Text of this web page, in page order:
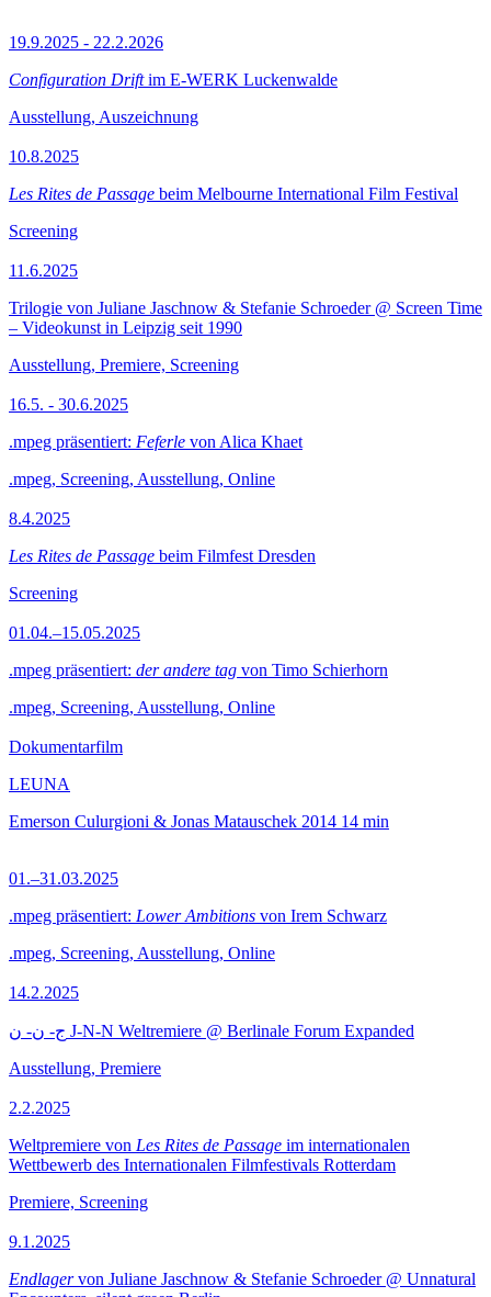
19.9.2025 - 22.2.2026
Configuration Driftim E-WERK Luckenwalde
Ausstellung, Auszeichnung
10.8.2025
Les Rites de Passage beim Melbourne International Film Festival
Screening
11.6.2025
Trilogie von Juliane Jaschnow & Stefanie Schroeder @ Screen Time
– Videokunst in Leipzig seit 1990
Ausstellung, Premiere, Screening
16.5. - 30.6.2025
.mpeg präsentiert: Feferle von Alica Khaet
.mpeg, Screening, Ausstellung, Online
8.4.2025
Les Rites de Passage beim Filmfest Dresden
Screening
01.04.–15.05.2025
.mpeg präsentiert: der andere tag von Timo Schierhorn
.mpeg, Screening, Ausstellung, Online
Dokumentarfilm
LEUNA
Emerson Culurgioni & Jonas Matauschek 2014 14 min
01.–31.03.2025
.mpeg präsentiert: Lower Ambitions von Irem Schwarz
.mpeg, Screening, Ausstellung, Online
14.2.2025
ج- ن- ن J-N-N Weltremiere @ Berlinale Forum Expanded
Ausstellung, Premiere
2.2.2025
Weltpremiere von Les Rites de Passage im internationalen
Wettbewerb des Internationalen Filmfestivals Rotterdam
Premiere, Screening
9.1.2025
Endlagervon Juliane Jaschnow & Stefanie Schroeder @ Unnatural